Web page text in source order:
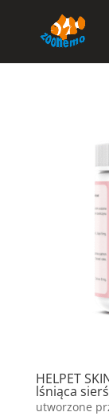
HELPET
lśniąca
utworzone